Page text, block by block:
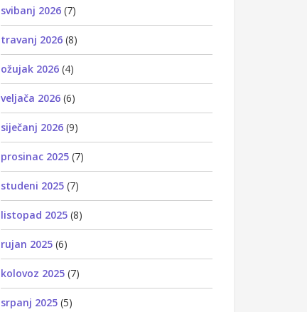
svibanj 2026 (7)
travanj 2026 (8)
ožujak 2026 (4)
veljača 2026 (6)
siječanj 2026 (9)
prosinac 2025 (7)
studeni 2025 (7)
listopad 2025 (8)
rujan 2025 (6)
kolovoz 2025 (7)
srpanj 2025 (5)